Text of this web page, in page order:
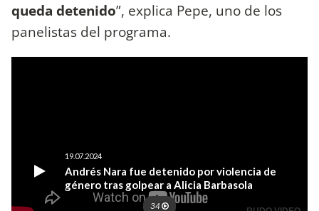
queda detenido”, explica Pepe, uno de los
panelistas del programa.